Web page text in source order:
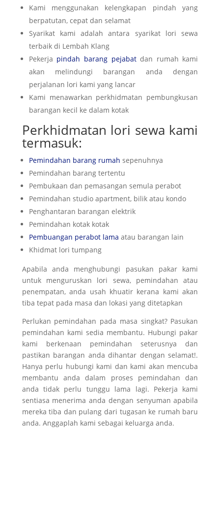
Kami menggunakan kelengkapan pindah yang
berpatutan, cepat dan selamat
Syarikat kami adalah antara syarikat lori sewa
terbaik di Lembah Klang
Pekerja pindah barang pejabatdan rumah kami
akan melindungi barangan anda dengan
perjalanan lori kami yang lancar
Kami menawarkan perkhidmatan pembungkusan
barangan kecil ke dalam kotak
Perkhidmatan lori sewa kami
termasuk:
Pemindahan barang rumah sepenuhnya
Pemindahan barang tertentu
Pembukaan dan pemasangan semula perabot
Pemindahan studio apartment, bilik atau kondo
Penghantaran barangan elektrik
Pemindahan kotak kotak
Pembuangan perabot lama atau barangan lain
Khidmat lori tumpang
Apabila anda menghubungi pasukan pakar kami
untuk menguruskan lori sewa, pemindahan atau
penempatan, anda usah khuatir kerana kami akan
tiba tepat pada masa dan lokasi yang ditetapkan
Perlukan pemindahan pada masa singkat? Pasukan
pemindahan kami sedia membantu. Hubungi pakar
kami berkenaan pemindahan seterusnya dan
pastikan barangan anda dihantar dengan selamat!.
Hanya perlu hubungi kami dan kami akan mencuba
membantu anda dalam proses pemindahan dan
anda tidak perlu tunggu lama lagi. Pekerja kami
sentiasa menerima anda dengan senyuman apabila
mereka tiba dan pulang dari tugasan ke rumah baru
anda. Anggaplah kami sebagai keluarga anda.